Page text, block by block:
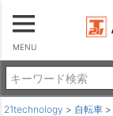
MENU
21technology 自転車